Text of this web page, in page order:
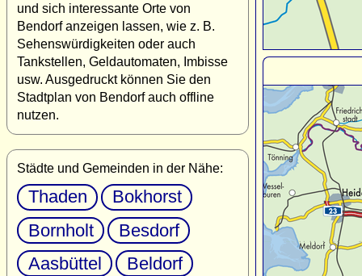
und sich interessante Orte von
Bendorf anzeigen lassen, wie z. B.
Sehenswürdigkeiten oder auch
Tankstellen, Geldautomaten, Imbisse
usw. Ausgedruckt können Sie den
Stadtplan von Bendorf auch offline
nutzen.
Städte und Gemeinden in der Nähe:
Thaden
Bokhorst
Bornholt
Besdorf
Aasbüttel
Beldorf